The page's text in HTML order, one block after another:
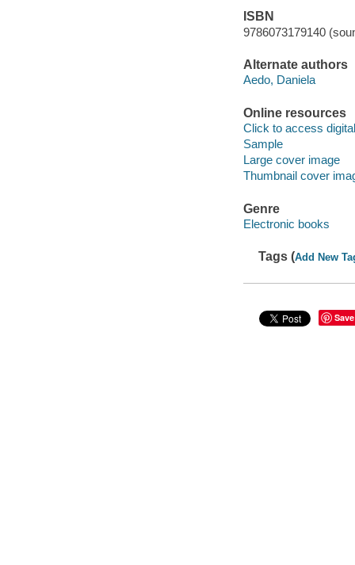
ISBN
9786073179140
Alternate authors
Aedo, Daniela
Online resources
Click to access
Sample
Large cover image
Thumbnail cover
Genre
Electronic books
Tags (Add New
Save